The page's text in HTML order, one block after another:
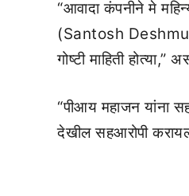
“आवादा कंपनीने मे
(Santosh
गोष्टी माहिती होत्या,”
“पीआय महाजन यांना
देखील सहआरोपी